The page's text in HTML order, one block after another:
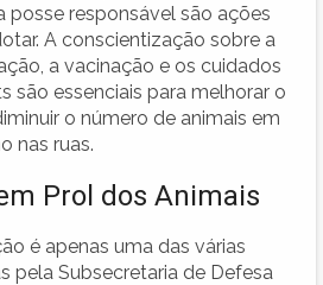
posse responsável são ações
A conscientização sobre a
a vacinação e os cuidados
são essenciais para melhorar o
o número de animais em
nas ruas.
Prol dos Animais
é apenas uma das várias
pela Subsecretaria de Defesa